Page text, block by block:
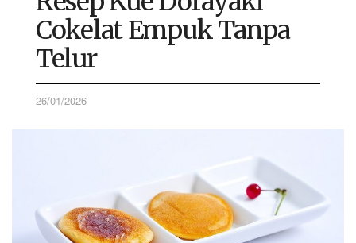
Cokelat Empuk Tanpa
Telur
26/01/2026